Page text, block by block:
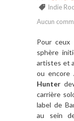
Indie
Aucun
Pour ceux
sphère
artistes et
ou encore
Hunter
carrière
label de
au sein